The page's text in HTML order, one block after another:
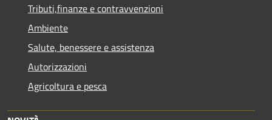
Tributi,finanze e contravvenzioni
Ambiente
Salute, benessere e assistenza
Autorizzazioni
Agricoltura e pesca